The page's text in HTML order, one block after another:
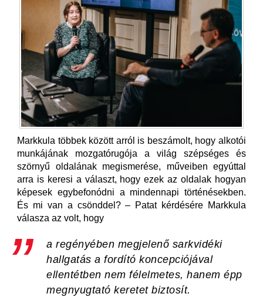
Markkula többek között arról is beszámolt, hogy alkotói
munkájának mozgatórugója a világ szépséges és
szörnyű oldalának megismerése, műveiben egyúttal
arra is keresi a választ, hogy ezek az oldalak hogyan
képesek egybefonódni a mindennapi történésekben.
És mi van a csönddel? ‒ Patat kérdésére Markkula
válasza az volt, hogy
a regényében megjelenő sarkvidéki
hallgatás a fordító koncepciójával
ellentétben nem félelmetes, hanem épp
megnyugtató keretet biztosít.